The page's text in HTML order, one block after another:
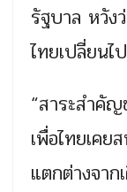
รัฐบาล หวัง
ไทยเปลี่ยนไป
“สาระสำคั
เพื่อไทยเค
แตกต่างจาก